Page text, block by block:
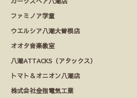
ファミノア学童
ウエルシア八潮大曽根店
オオタ音楽教室
八潮ATTACKS（アタックス）
トマト＆オニオン八潮店
株式会社金指電気工業